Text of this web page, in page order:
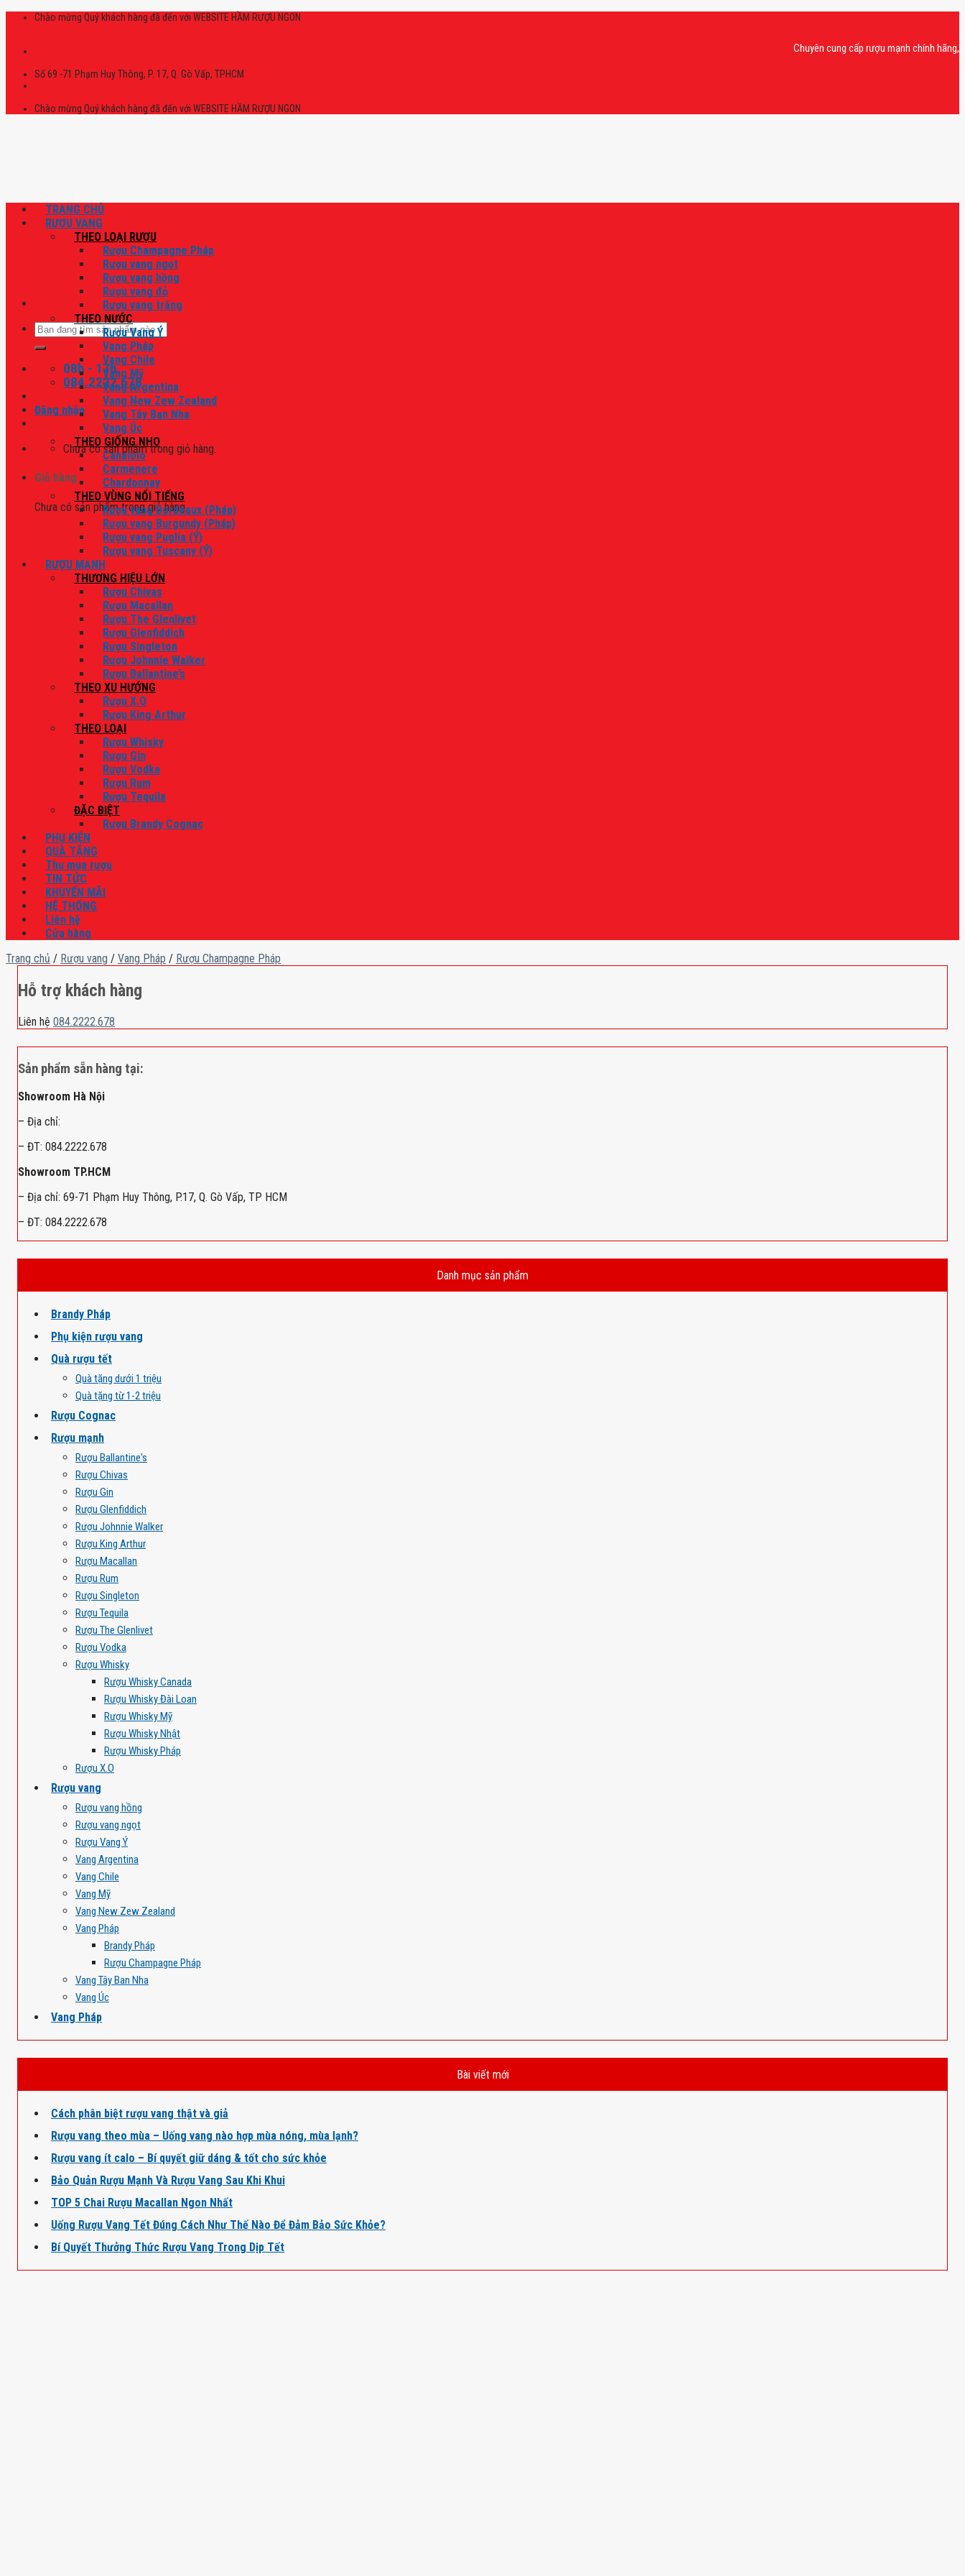
Skip
Chào mừng Quý khách hàng đã đến với WEBSITE HẦM RƯỢU NGON
Chuyên cung cấp rượu mạnh chính hãng, rượu
Số 69 -71 Phạm Huy Thông, P. 17, Q. Gò Vấp, TPHCM
Chào mừng Quý khách hàng đã đến với WEBSITE HẦM RƯỢU NGON
Tìm
kiếm:
08h - 17h
084.2222.678
Đăng nhập
Chưa có sản phẩm trong giỏ hàng.
Giỏ hàng
Chưa có sản phẩm trong giỏ hàng.
TRANG CHỦ
RƯỢU VANG
THEO LOẠI RƯỢU
Rượu Champagne Pháp
Rượu vang ngọt
Rượu vang hồng
Rượu vang đỏ
Rượu vang trắng
THEO NƯỚC
Rượu Vang Ý
Vang Pháp
Vang Chile
Vang Mỹ
Vang Argentina
Vang New Zew Zealand
Vang Tây Ban Nha
Vang Úc
THEO GIỐNG NHO
Canaiolo
Carmenere
Chardonnay
THEO VÙNG NỔI TIẾNG
Rượu vang Bordeaux (Pháp)
Rượu vang Burgundy (Pháp)
Rượu vang Puglia (Ý)
Rượu vang Tuscany (Ý)
RƯỢU MẠNH
THƯƠNG HIỆU LỚN
Rượu Chivas
Rượu Macallan
Rượu The Glenlivet
Rượu Glenfiddich
Rượu Singleton
Rượu Johnnie Walker
Rượu Ballantine’s
THEO XU HƯỚNG
Rượu X.O
Rượu King Arthur
THEO LOẠI
Rượu Whisky
Rượu Gin
Rượu Vodka
Rượu Rum
Rượu Tequila
ĐẶC BIỆT
Rượu Brandy Cognac
PHỤ KIỆN
QUÀ TẶNG
Thu mua rượu
TIN TỨC
KHUYẾN MÃI
HỆ THỐNG
Liên hệ
Cửa hàng
Trang chủ / Rượu vang / Vang Pháp / Rượu Champagne Pháp
Hỗ trợ khách hàng
Liên hệ 084.2222.678
Sản phẩm sẵn hàng tại:
Showroom Hà Nội
– Địa chỉ:
– ĐT: 084.2222.678
Showroom TP.HCM
– Địa chỉ: 69-71 Phạm Huy Thông, P.17, Q. Gò Vấp, TP HCM
– ĐT: 084.2222.678
Danh mục sản phẩm
Brandy Pháp
Phụ kiện rượu vang
Quà rượu tết
Quà tặng dưới 1 triệu
Quà tặng từ 1-2 triệu
Rượu Cognac
Rượu mạnh
Rượu Ballantine's
Rượu Chivas
Rượu Gin
Rượu Glenfiddich
Rượu Johnnie Walker
Rượu King Arthur
Rượu Macallan
Rượu Rum
Rượu Singleton
Rượu Tequila
Rượu The Glenlivet
Rượu Vodka
Rượu Whisky
Rượu Whisky Canada
Rượu Whisky Đài Loan
Rượu Whisky Mỹ
Rượu Whisky Nhật
Rượu Whisky Pháp
Rượu X.O
Rượu vang
Rượu vang hồng
Rượu vang ngọt
Rượu Vang Ý
Vang Argentina
Vang Chile
Vang Mỹ
Vang New Zew Zealand
Vang Pháp
Brandy Pháp
Rượu Champagne Pháp
Vang Tây Ban Nha
Vang Úc
Vang Pháp
Bài viết mới
Cách phân biệt rượu vang thật và giả
Rượu vang theo mùa – Uống vang nào hợp mùa nóng, mùa lạnh?
Rượu vang ít calo – Bí quyết giữ dáng & tốt cho sức khỏe
Bảo Quản Rượu Mạnh Và Rượu Vang Sau Khi Khui
TOP 5 Chai Rượu Macallan Ngon Nhất
Uống Rượu Vang Tết Đúng Cách Như Thế Nào Để Đảm Bảo Sức Khỏe?
Bí Quyết Thưởng Thức Rượu Vang Trong Dịp Tết